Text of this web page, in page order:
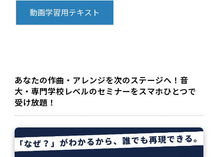
動画学習用テキスト
あなたの作曲・アレンジを次のステージへ！音
大・専門学校レベルのセミナーをスマホひとつで
受け放題！